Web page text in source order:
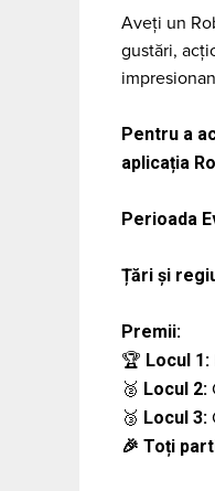
Aveți un
gustări,
Pentru a
aplicația
Perioada
Țări și
Premii:
🏆 Locul 1:
🥈 Locul 2:
🥉 Locul 3:
🎉 Toți